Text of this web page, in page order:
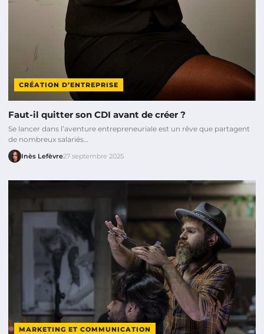
CRÉATION D’ENTREPRISE
Faut-il quitter son CDI avant de créer ?
Se lancer dans l’aventure entrepreneuriale est un rêve que partagent
de nombreux salariés…
Inès Lefèvre27 septembre 2025
MARKETING ET COMMUNICATION